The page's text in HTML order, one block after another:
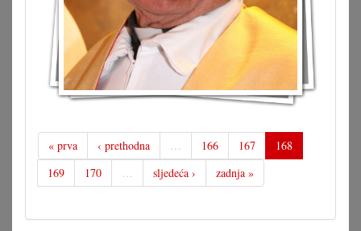
« prva ‹ prethodna … 166 167
168
169
170 … sljedeća › zadnja »